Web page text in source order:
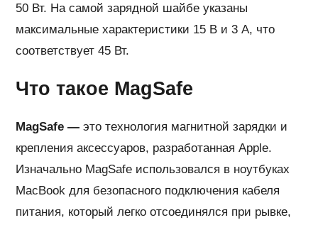
50 Вт. На самой зарядной шайбе указаны
максимальные характеристики 15 В и 3 А, что
соответствует 45 Вт.
Что такое MagSafe
MagSafe — это технология магнитной зарядки и
крепления аксессуаров, разработанная Apple.
Изначально MagSafe использовался в ноутбуках
MacBook для безопасного подключения кабеля
питания, который легко отсоединялся при рывке,